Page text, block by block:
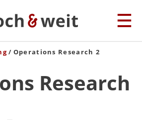
Operations Research 2
Research